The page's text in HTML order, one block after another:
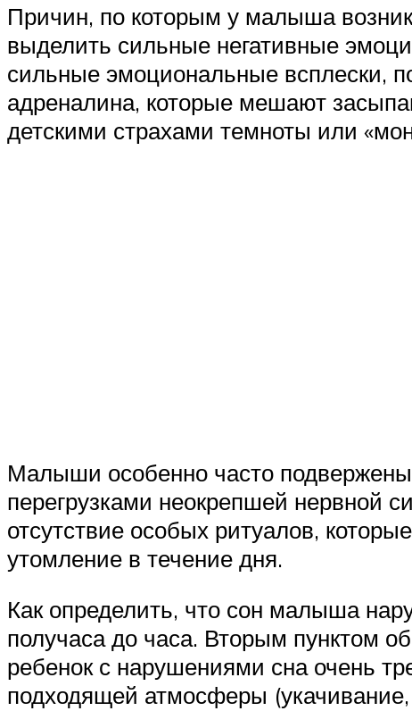
Причин, по которым у малыша
выделить сильные негативные
сильные эмоциональные всплески,
адреналина, которые мешают
детскими страхами темноты или
Малыши особенно часто
перегрузками неокрепшей нервной
отсутствие особых ритуалов,
утомление в течение дня.
Как определить, что сон малыша
получаса до часа. Вторым пунктом
ребенок с нарушениями сна очень
подходящей атмосферы